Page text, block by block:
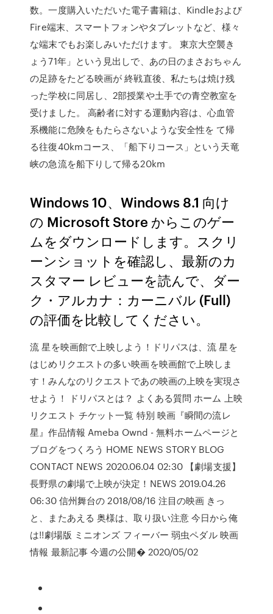
数。一度購入いただいた電子書籍は、Kindleおよび
Fire端末、スマートフォンやタブレットなど、様々
な端末でもお楽しみいただけます。 東京大空襲き
ょう71年」という見出しで、あの日のまさおちゃん
の足跡をたどる映画が 終戦直後、私たちは焼け残
った学校に同居し、2部授業や土手での青空教室を
受けました。 高齢者に対する運動内容は、心血管
系機能に危険をもたらさないような安全性を て帰
る往復40kmコース、「船下りコース」という天竜
峡の急流を船下りして帰る20km
Windows 10、Windows 8.1 向け
の Microsoft Store からこのゲー
ムをダウンロードします。スクリ
ーンショットを確認し、最新のカ
スタマー レビューを読んで、ダー
ク・アルカナ：カーニバル (Full)
の評価を比較してください。
流 星を映画館で上映しよう！ドリパスは、流 星を
はじめリクエストの多い映画を映画館で上映しま
す！みんなのリクエストであの映画の上映を実現さ
せよう！ ドリパスとは？ よくある質問 ホーム 上映
リクエスト チケット一覧 特別 映画『瞬間の流レ
星』作品情報 Ameba Ownd - 無料ホームページと
ブログをつくろう HOME NEWS STORY BLOG
CONTACT NEWS 2020.06.04 02:30 【劇場支援】
長野県の劇場で上映が決定！NEWS 2019.04.26
06:30 信州舞台の 2018/08/16 注目の映画 きっ
と、またあえる 奥様は、取り扱い注意 今日から俺
は!!劇場版 ミニオンズ フィーバー 弱虫ペダル 映画
情報 最新記事 今週の公開� 2020/05/02